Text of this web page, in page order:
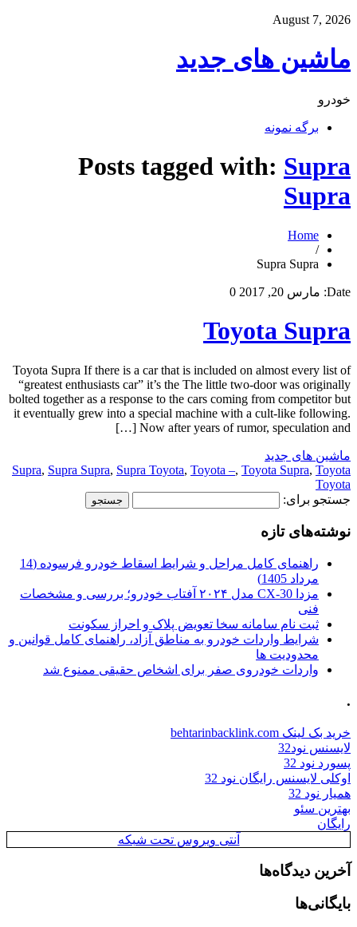
August 7, 2026
ماشین های جدید
خودرو
برگه نمونه
Posts tagged with: Supra
Supra
Home
/
Supra Supra
Date: مارس 20, 2017 0
Toyota Supra
Toyota Supra If there is a car that is included on almost every list of
“greatest enthusiasts car” it’s the The little two-door was originally
bolted together as a response to the cars coming from competitor but
it eventually grew into a special machine with a cult-like following.
Now after years of rumor, speculation and […]
ماشین های جدید
Supra, Supra Supra, Supra Toyota, Toyota –, Toyota Supra, Toyota
Toyota
جستجو برای:
نوشته‌های تازه
راهنمای کامل مراحل و شرایط اسقاط خودرو فرسوده (14
مرداد 1405)
مزدا CX-30 مدل ۲۰۲۴ آفتاب خودرو؛ بررسی و مشخصات
فنی
ثبت نام سامانه سخا تعویض پلاک و احراز سکونت
شرایط واردات خودرو به مناطق آزاد، راهنمای کامل قوانین و
محدودیت ها
واردات خودروی صفر برای اشخاص حقیقی ممنوع شد
.
خرید بک لینک behtarinbacklink.com
لایسنس نود32
پسورد نود 32
اوکلی لایسنس رایگان نود 32
همیار نود 32
بهترین سئو
رایگان
آنتی ویروس تحت شبکه
آخرین دیدگاه‌ها
بایگانی‌ها